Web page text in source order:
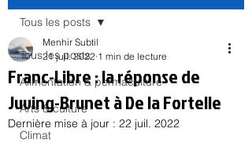
Tous les posts
Alimentation & permaculture
Arts & culture
Climat
Tous les posts
Franc-Libre : la réponse de
Juving-Brunet à De la Fortelle
Menhir Subtil
21 juil. 2022 1 min de lecture
Dernière mise à jour : 22 juil. 2022